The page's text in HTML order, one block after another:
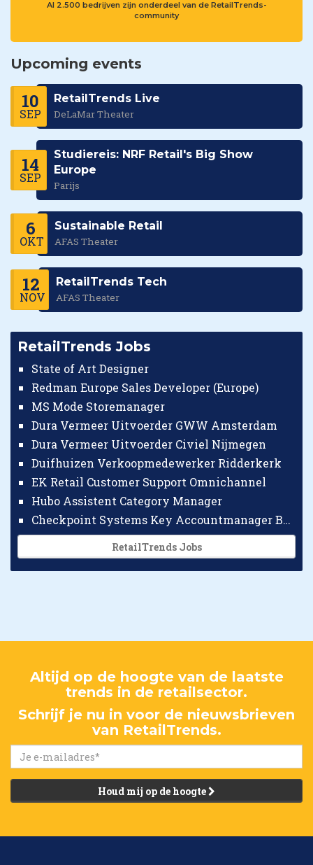
Al 2.500 bedrijven zijn onderdeel van de RetailTrends-
community
Upcoming events
10
SEP
RetailTrends Live
DeLaMar Theater
14
SEP
Studiereis: NRF Retail's Big Show
Europe
Parijs
6
OKT
Sustainable Retail
AFAS Theater
12
NOV
RetailTrends Tech
AFAS Theater
RetailTrends Jobs
State of Art Designer
Redman Europe Sales Developer (Europe)
MS Mode Storemanager
Dura Vermeer Uitvoerder GWW Amsterdam
Dura Vermeer Uitvoerder Civiel Nijmegen
Duifhuizen Verkoopmedewerker Ridderkerk
EK Retail Customer Support Omnichannel
Hubo Assistent Category Manager
Checkpoint Systems Key Accountmanager Benelux
RetailTrends Jobs
Altijd op de hoogte van de laatste
trends in de retailsector.
Schrijf je nu in voor de nieuwsbrieven
van RetailTrends.
Houd mij op de hoogte